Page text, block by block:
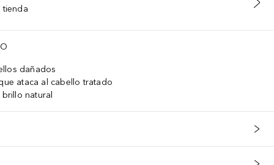
tienda
dañados
ataca al cabello tratado
natural